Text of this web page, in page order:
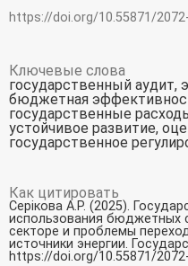
Ключевые слова
государственный аудит,
бюджетная
государственные
устойчивое развитие,
государственное
Как цитировать
Серікова А.Р. (2025).
использования бюджетных
секторе и проблемы
источники энергии.
https://doi.org/10.55871/
https://doi.org/10.55871/